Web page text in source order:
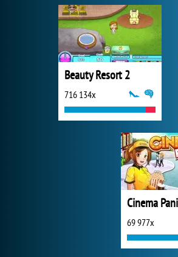
Beauty Resort 2
716 134x
Cinema
69 977x